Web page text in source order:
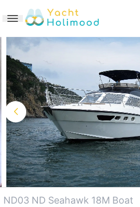
Toggle navigation
繁體中文 English
ND03 ND Seahawk 18M Boat